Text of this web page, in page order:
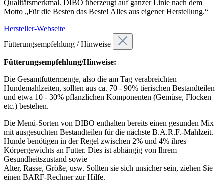
Qualitätsmerkmal. DIBO überzeugt auf ganzer Linie nach dem
Motto „Für die Besten das Beste! Alles aus eigener Herstellung.“
Hersteller-Webseite
Fütterungsempfehlung / Hinweise
Fütterungsempfehlung/Hinweise:
Die Gesamtfuttermenge, also die am Tag verabreichten
Hundemahlzeiten, sollten aus ca. 70 - 90% tierischen Bestandteilen
und etwa 10 - 30% pflanzlichen Komponenten (Gemüse, Flocken
etc.) bestehen.
Die Menü-Sorten von DIBO enthalten bereits einen gesunden Mix
mit ausgesuchten Bestandteilen für die nächste B.A.R.F.-Mahlzeit.
Hunde benötigen in der Regel zwischen 2% und 4% ihres
Körpergewichts an Futter. Dies ist abhängig von Ihrem
Gesundheitszustand sowie
Alter, Rasse, Größe, usw. Sollten sie sich unsicher sein, ziehen Sie
einen BARF-Rechner zur Hilfe.